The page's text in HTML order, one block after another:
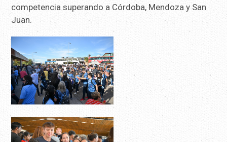
competencia superando a Córdoba, Mendoza y San
Juan.